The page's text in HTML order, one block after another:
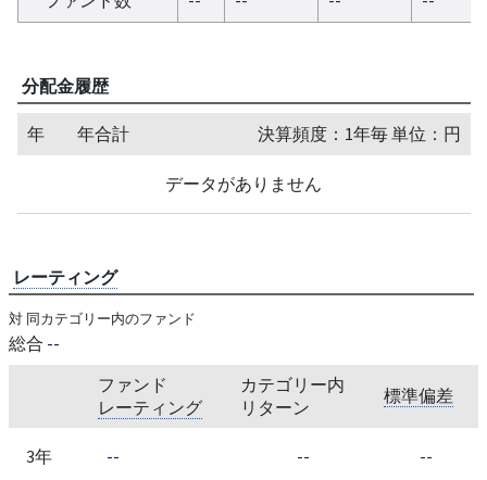
分配金履歴
年 年合計 決算頻度：1年毎 単位：円
データがありません
レーティング
対 同カテゴリー内のファンド
総合 --
ファンド
レーティング
カテゴリー内
リターン
標準偏差
3年 -- -- --